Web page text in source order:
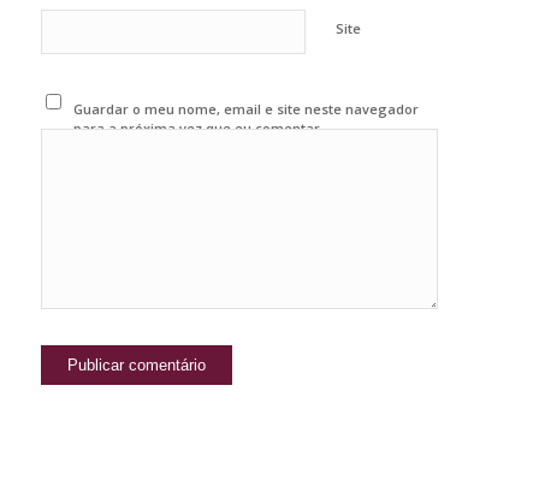
Site
Guardar o meu nome, email e site neste navegador
para a próxima vez que eu comentar.